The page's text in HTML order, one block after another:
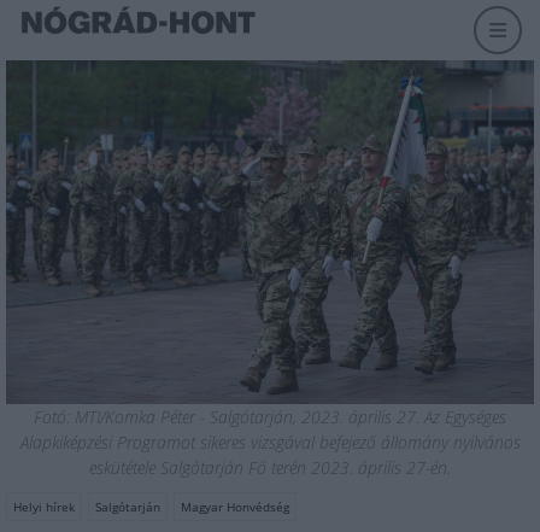
Fotó: MTI/Komka Péter - Salgótarján, 2023. április 27. Az Egységes
Alapkiképzési Programot sikeres vizsgával befejező állomány nyilvános
eskütétele Salgótarján Fő terén 2023. április 27-én.
Helyi hírek Salgótarján Magyar Honvédség